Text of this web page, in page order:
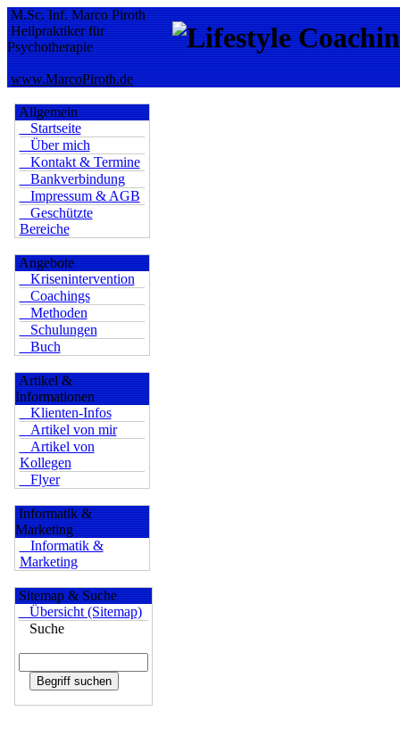
M.Sc. Inf. Marco Piroth
Heilpraktiker für
Psychotherapie
www.MarcoPiroth.de
Allgemein
Startseite
Über mich
Kontakt & Termine
Bankverbindung
Impressum & AGB
Geschützte
Bereiche
Angebote
Krisenintervention
Coachings
Methoden
Schulungen
Buch
Artikel &
Informationen
Klienten-Infos
Artikel von mir
Artikel von
Kollegen
Flyer
Informatik &
Marketing
Informatik &
Marketing
Sitemap & Suche
Übersicht (Sitemap)
Suche